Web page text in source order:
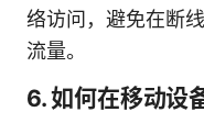
络访问，避免在断
流量。
6. 如何在移动设